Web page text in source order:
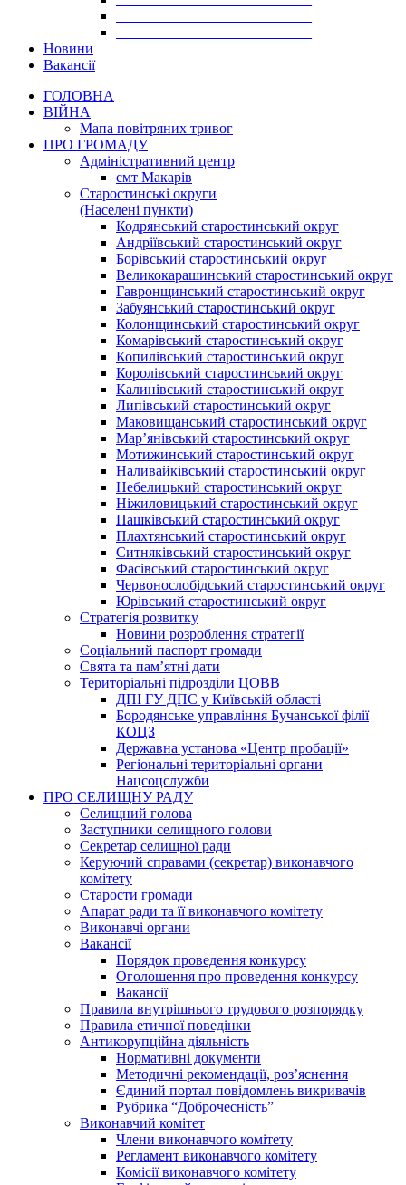
Новини
Вакансії
ГОЛОВНА
ВІЙНА
Мапа повітряних тривог
ПРО ГРОМАДУ
Aдміністративний центр
смт Макарів
Старостинські округи
(Населені пункти)
Кодрянський старостинський округ
Андріївський старостинський округ
Борівський старостинський округ
Великокарашинський старостинський округ
Гавронщинський старостинський округ
Забуянський старостинський округ
Колонщинський старостинський округ
Комарівський старостинський округ
Копилівський старостинський округ
Королівський старостинський округ
Калинівський старостинський округ
Липівський старостинський округ
Маковищанський старостинський округ
Мар’янівський старостинський округ
Мотижинський старостинський округ
Наливайківський старостинський округ
Небелицький старостинський округ
Ніжиловицький старостинський округ
Пашківський старостинський округ
Плахтянський старостинський округ
Ситняківський старостинський округ
Фасівський старостинський округ
Червонослобідський старостинський округ
Юрівський старостинський округ
Стратегія розвитку
Новини розроблення стратегії
Соціальний паспорт громади
Свята та пам’ятні дати
Територіальні підрозділи ЦОВВ
ДПІ ГУ ДПС у Київській області
Бородянське управління Бучанської філії
КОЦЗ
Державна установа «Центр пробації»
Регіональні територіальні органи
Нацсоцслужби
ПРО СЕЛИЩНУ РАДУ
Селищний голова
Заступники селищного голови
Секретар селищної ради
Керуючий справами (секретар) виконавчого
комітету
Старости громади
Апарат ради та її виконавчого комітету
Виконавчі органи
Вакансії
Порядок проведення конкурсу
Оголошення про проведення конкурсу
Вакансії
Правила внутрішнього трудового розпорядку
Правила етичної поведінки
Антикорупційна діяльність
Нормативні документи
Методичні рекомендації, роз’яснення
Єдиний портал повідомлень викривачів
Рубрика “Доброчесність”
Виконавчий комітет
Члени виконавчого комітету
Регламент виконавчого комітету
Комісії виконавчого комітету